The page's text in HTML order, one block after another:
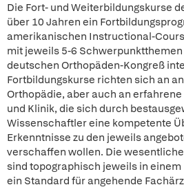
Die Fort- und Weiterbildungskurse
über 10 Jahren ein
amerikanischen Instructional-
mit jeweils 5-6
deutschen Orthopäden-Kongreß
Fortbildungskurse richten sich an
Orthopädie, aber auch an
und Klinik, die sich durch
Wissenschaftler eine kompetente
Erkenntnisse zu den jeweils
verschaffen wollen. Die
sind topographisch jeweils in
ein Standard für angehende